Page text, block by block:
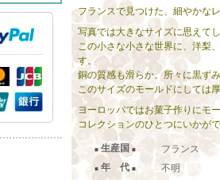
フランスで見つけた、細やかな
写真では大きなサイズに思えて
この小さな小さな世界に、洋梨
す。
銅の質感も滑らか。所々に黒ず
このサイズのモールドにしては
ヨーロッパではお菓子作りにモ
コレクションのひとつにいかがで
■ 生産国 ■ フランス
■ 年 代 ■ 不明